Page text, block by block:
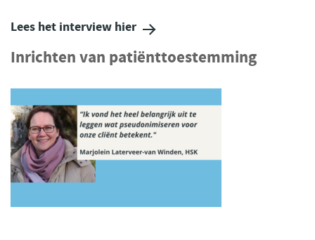
Lees het interview hier
Inrichten van patiënttoestemming